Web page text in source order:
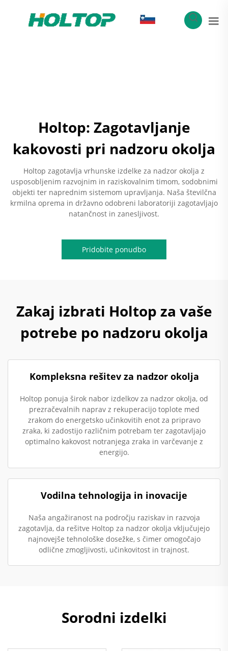
Holtop: Zagotavljanje
kakovosti pri nadzoru okolja
Holtop zagotavlja vrhunske izdelke za nadzor okolja z
usposobljenim razvojnim in raziskovalnim timom, sodobnimi
objekti ter naprednim sistemom upravljanja. Naša številčna
krmilna oprema in državno odobreni laboratoriji zagotavljajo
natančnost in zanesljivost.
Pridobite ponudbo
Zakaj izbrati Holtop za vaše
potrebe po nadzoru okolja
Kompleksna rešitev za nadzor okolja
Holtop ponuja širok nabor izdelkov za nadzor okolja, od
prezračevalnih naprav z rekuperacijo toplote med
zrakom do energetsko učinkovitih enot za pripravo
zraka, ki zadostijo različnim potrebam ter zagotavljajo
optimalno kakovost notranjega zraka in varčevanje z
energijo.
Vodilna tehnologija in inovacije
Naša angažiranost na področju raziskav in razvoja
zagotavlja, da rešitve Holtop za nadzor okolja vključujejo
najnovejše tehnološke dosežke, s čimer omogočajo
odlične zmogljivosti, učinkovitost in trajnost.
Sorodni izdelki